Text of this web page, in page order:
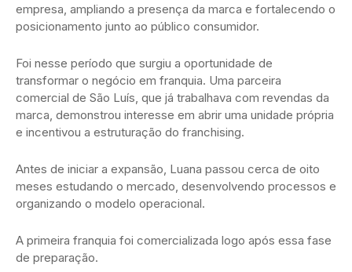
empresa, ampliando a presença da marca e fortalecendo o
posicionamento junto ao público consumidor.
Foi nesse período que surgiu a oportunidade de
transformar o negócio em franquia. Uma parceira
comercial de São Luís, que já trabalhava com revendas da
marca, demonstrou interesse em abrir uma unidade própria
e incentivou a estruturação do franchising.
Antes de iniciar a expansão, Luana passou cerca de oito
meses estudando o mercado, desenvolvendo processos e
organizando o modelo operacional.
A primeira franquia foi comercializada logo após essa fase
de preparação.